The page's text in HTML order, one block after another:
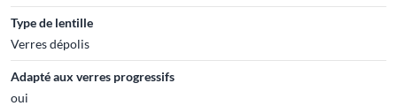
Type de lentille
Verres dépolis
Adapté aux verres progressifs
oui